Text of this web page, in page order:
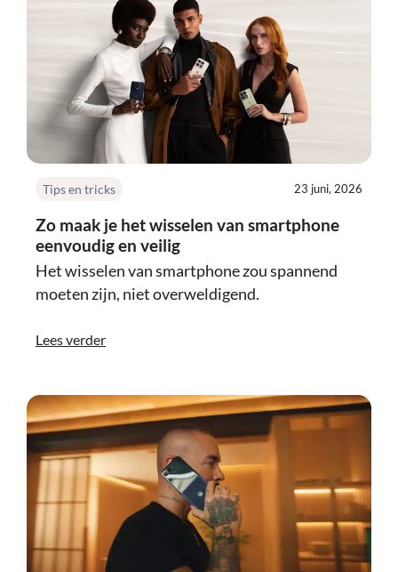
Tips en tricks 23 juni, 2026
Zo maak je het wisselen van smartphone
eenvoudig en veilig
Het wisselen van smartphone zou spannend
moeten zijn, niet overweldigend.
Lees verder